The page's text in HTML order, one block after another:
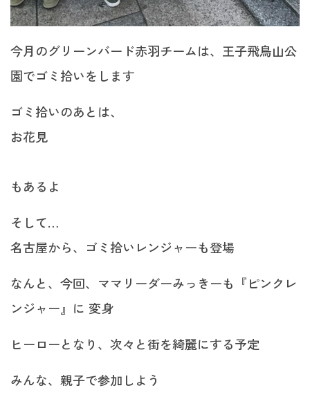
今月のグリーンバード赤羽チームは、王子飛鳥山公
園でゴミ拾いをします
ゴミ拾いのあとは、
お花見
もあるよ
そして…
名古屋から、ゴミ拾いレンジャーも登場
なんと、今回、ママリーダーみっきーも『ピンクレ
ンジャー』に 変身
ヒーローとなり、次々と街を綺麗にする予定
みんな、親子で参加しよう